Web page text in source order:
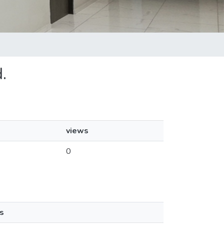
views
0